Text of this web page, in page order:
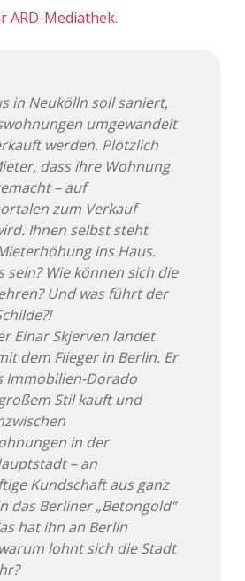
ARD-Mediathek.
in Neukölln soll saniert,
umgewandelt
werden. Plötzlich
dass ihre Wohnung
– auf
zum Verkauf
Ihnen selbst steht
ins Haus.
sein? Wie können sich die
Und was führt der
Einar Skjerven landet
dem Flieger in Berlin. Er
Immobilien-Dorado
Stil kauft und
in der
– an
Kundschaft aus ganz
das Berliner „Betongold“
hat ihn an Berlin
lohnt sich die Stadt